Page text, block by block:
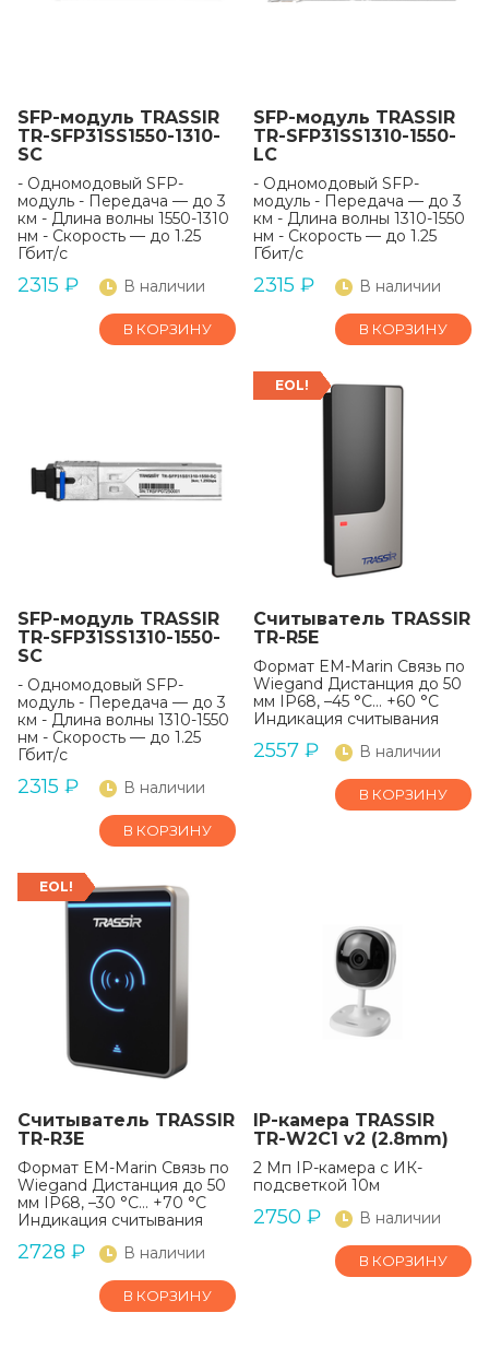
SFP-модуль TRASSIR
TR-SFP31SS1550-1310-
SC
- Одномодовый SFP-
модуль - Передача — до 3
км - Длина волны 1550-1310
нм - Скорость — до 1.25
Гбит/с
2315 ₽ В наличии
В КОРЗИНУ
SFP-модуль TRASSIR
TR-SFP31SS1310-1550-
LC
- Одномодовый SFP-
модуль - Передача — до 3
км - Длина волны 1310-1550
нм - Скорость — до 1.25
Гбит/с
2315 ₽ В наличии
В КОРЗИНУ
SFP-модуль TRASSIR
TR-SFP31SS1310-1550-
SC
- Одномодовый SFP-
модуль - Передача — до 3
км - Длина волны 1310-1550
нм - Скорость — до 1.25
Гбит/с
2315 ₽ В наличии
В КОРЗИНУ
EOL!
Считыватель TRASSIR
TR-R5E
Формат EM-Marin Связь по
Wiegand Дистанция до 50
мм IP68, –45 °C… +60 °C
Индикация считывания
2557 ₽ В наличии
В КОРЗИНУ
EOL!
Считыватель TRASSIR
TR-R3E
Формат EM-Marin Связь по
Wiegand Дистанция до 50
мм IP68, –30 °C… +70 °C
Индикация считывания
2728 ₽ В наличии
В КОРЗИНУ
IP-камера TRASSIR
TR-W2C1 v2 (2.8mm)
2 Мп IP-камера с ИК-
подсветкой 10м
2750 ₽ В наличии
В КОРЗИНУ